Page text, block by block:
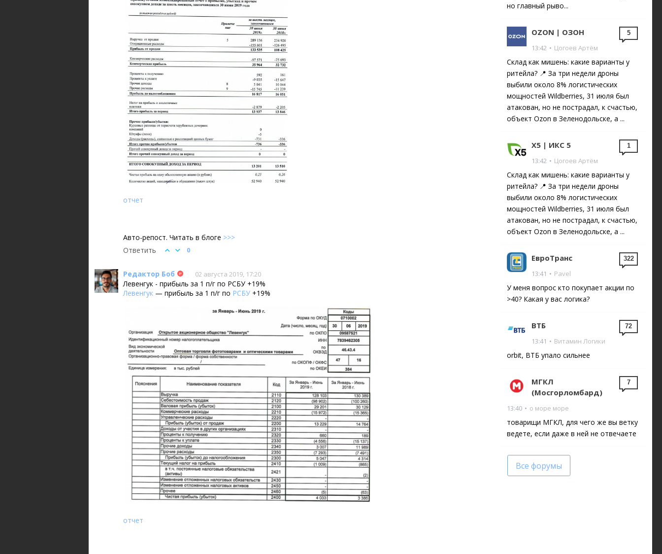
отчет
Авто-репост. Читать в блоге >>>
Ответить
0
Редактор Боб 02 августа 2019, 17:20
Левенгук - прибыль за 1 п/г по РСБУ +19%
Левенгук — прибыль за 1 п/г по РСБУ +19%
отчет
но главный рыво...
OZON | ОЗОН
13:42 • Цогоев Артём
Склад как мишень: какие варианты у
ритейла? 📍 За три недели дроны
выбили около 8% логистических
мощностей Wildberries, 31 июля был
атакован, но не пострадал, к счастью,
объект Ozon в Зеленодольске, а ...
5
X5 | ИКС 5
13:42 • Цогоев Артём
Склад как мишень: какие варианты у
ритейла? 📍 За три недели дроны
выбили около 8% логистических
мощностей Wildberries, 31 июля был
атакован, но не пострадал, к счастью,
объект Ozon в Зеленодольске, а ...
1
ЕвроТранс
13:41 • Pavel
У меня вопрос кто покупает акции по
>40? Какая у вас логика?
322
ВТБ
13:41 • Витамин Логики
orbit, ВТБ упало сильнее
72
МГКЛ
(Мосгорломбард)
13:40 • о море море
товарищи МГКЛ, для чего же вы ветку
ведете, если даже в ней не отвечаете
7
Все форумы